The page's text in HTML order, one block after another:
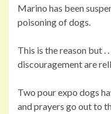
Marino has been
poisoning of dogs.
This is the reason but .
discouragement are
Two pour expo dogs
and prayers go out to